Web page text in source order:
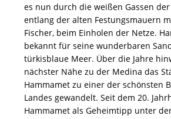
es nun durch die weißen Gassen
entlang der alten Festungsmauern
Fischer, beim Einholen der Netze.
bekannt für seine wunderbaren
türkisblaue Meer. Über die Jahre
nächster Nähe zu der Medina das
Hammamet zu einer der schönsten
Landes gewandelt. Seit dem 20.
Hammamet als Geheimtipp unter